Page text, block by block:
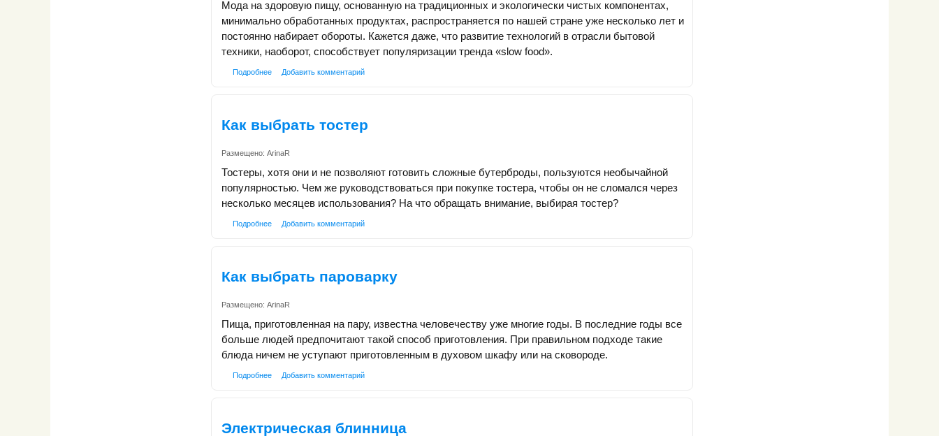
Мода на здоровую пищу, основанную на традиционных и экологически чистых компонентах,
минимально обработанных продуктах, распространяется по нашей стране уже несколько лет и
постоянно набирает обороты. Кажется даже, что развитие технологий в отрасли бытовой
техники, наоборот, способствует популяризации тренда «slow food».
Подробнее Добавить комментарий
Как выбрать тостер
Размещено: ArinaR
Тостеры, хотя они и не позволяют готовить сложные бутерброды, пользуются необычайной
популярностью. Чем же руководствоваться при покупке тостера, чтобы он не сломался через
несколько месяцев использования? На что обращать внимание, выбирая тостер?
Подробнее Добавить комментарий
Как выбрать пароварку
Размещено: ArinaR
Пища, приготовленная на пару, известна человечеству уже многие годы. В последние годы все
больше людей предпочитают такой способ приготовления. При правильном подходе такие
блюда ничем не уступают приготовленным в духовом шкафу или на сковороде.
Подробнее Добавить комментарий
Электрическая блинница